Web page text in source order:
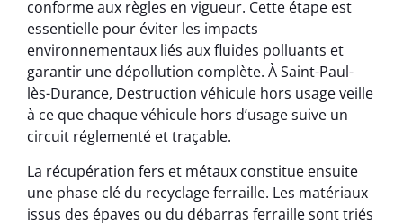
conforme aux règles en vigueur. Cette étape est
essentielle pour éviter les impacts
environnementaux liés aux fluides polluants et
garantir une dépollution complète. À Saint-Paul-
lès-Durance, Destruction véhicule hors usage veille
à ce que chaque véhicule hors d’usage suive un
circuit réglementé et traçable.
La récupération fers et métaux constitue ensuite
une phase clé du recyclage ferraille. Les matériaux
issus des épaves ou du débarras ferraille sont triés